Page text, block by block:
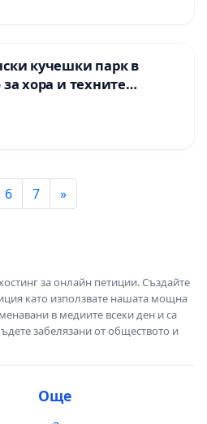
кучешки парк в
хора и техните
6 7 »
за онлайн петиции. Създайте
като използвате нашата мощна
в медиите всеки ден и са
забелязани от обществото и
Още